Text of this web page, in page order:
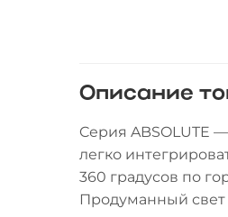
Описание
Cерия ABSOLUTE
легко
360 градусов по
Продуманный